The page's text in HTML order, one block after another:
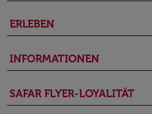
ERLEBEN
INFORMATIONEN
SAFAR FLYER-LOYALITÄT